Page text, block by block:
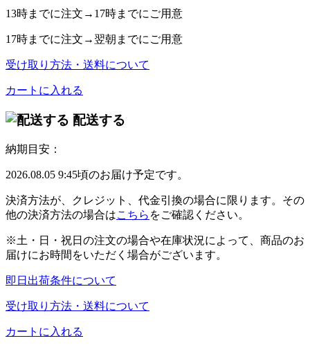
13時までに注文→ 17時までにご用意
17時までに注文→ 翌朝 までにご用意
受け取り方法・送料について
カートに入れる
配送する
納期目安：
2026.08.05 9:45頃のお届け予定です。
決済方法が、クレジット、代金引換の場合に限ります。その
他の決済方法の場合はこちら をご確認ください。
※土・日・祝日の注文の場合や在庫状況によって、商品のお
届けにお時間をいただく場合がございます。
即日出荷条件について
受け取り方法・送料について
カートに入れる